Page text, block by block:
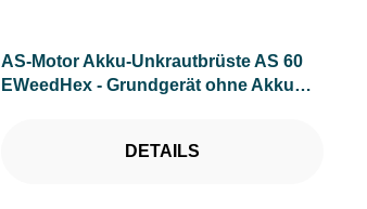
AS-Motor Akku-Unkrautbrüste AS 60
EWeedHex - Grundgerät ohne Akku
DETAILS